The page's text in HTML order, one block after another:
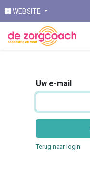
WEBSITE
Uw e-mail
Terug naar login